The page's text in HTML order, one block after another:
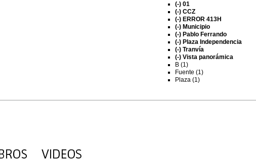
(-) 01
(-) CCZ
(-) ERROR 413H
(-) Municipio
(-) Pablo Ferrando
(-) Plaza Independencia
(-) Tranvía
(-) Vista panorámica
B (1)
Fuente (1)
Plaza (1)